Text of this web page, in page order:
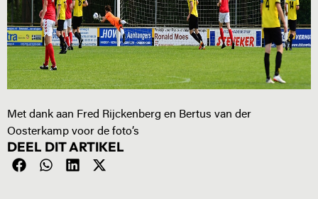
Met dank aan Fred Rijckenberg en Bertus van der
Oosterkamp voor de foto’s
DEEL DIT ARTIKEL